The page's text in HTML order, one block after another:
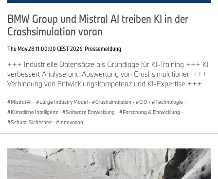
BMW Group und Mistral AI treiben KI in der
Crashsimulation voran
Thu May 28 11:00:00 CEST 2026 Pressemeldung
+++ Industrielle Datensätze als Grundlage für KI-Training +++ KI
verbessert Analyse und Auswertung von Crashsimulationen +++
Verbindung von Entwicklungskompetenz und KI-Expertise +++
Mistral AI · Large Industry Model · Crashsimulation · CIO · Technologie ·
Künstliche Intelligenz · Software Entwicklung · Forschung & Entwicklung ·
Schutz, Sicherheit · Innovation